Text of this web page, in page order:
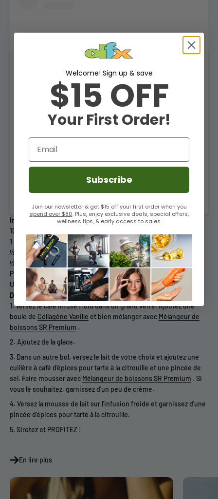
Voir cette publication sur Instagram
Ingrédients
10 onces de café infusé à froid
1 cuillèreRS ®Peptides de collagène vanille
½ tasse de lait au choix
½ cuillère à café d'épices pour tarte à la citrouille
Pincée de sel
Un soupçon de crème
Directions:
Versez le café infusé froid dans un grand verre. Ajoutez une
boule de Collagène Vanille et bien mélanger avec Mélangeur de
boissons SR Premium .
Ajoutez de la glace.
Dans un autre bol, versez le lait de votre choix et ajoutez une
cuillère à café d'épices pour tarte à la citrouille et une pincée de
sel. Faire mousser avec Mélangeur de boissons SR Premium . Si
vous le souhaitez, garnissez d'un peu de crème.
Versez la mousse de lait sur l'infusion froide et garnissez d'une
pincée d'épices pour tarte à la citrouille.
Sirotez et PROFITEZ !
En lire plus
Welcome! Sign up & save
$15 OFF
Your First Order!
Email
Subscribe
Join our newsletter & get $15 off your first order when you
spend over $80. Plus, enjoy exclusive deals, special offers,
wellness tips, & early access to sales.